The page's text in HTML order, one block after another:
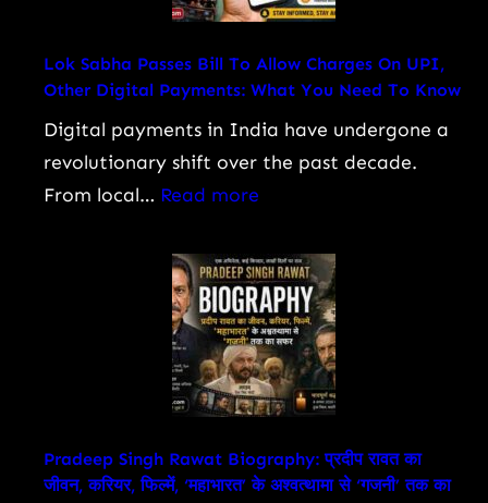
9.99
Lakh:
Price,
Features,
Lok Sabha Passes Bill To Allow Charges On UPI,
Other Digital Payments: What You Need To Know
Digital payments in India have undergone a
revolutionary shift over the past decade.
From local… Read more
Sabha
Passes
Bill
To
Allow
Charges
On
UPI,
Pradeep Singh Rawat Biography: प्रदीप रावत का
जीवन, करियर, फिल्में, ‘महाभारत’ के अश्वत्थामा से ‘गजनी’ तक का